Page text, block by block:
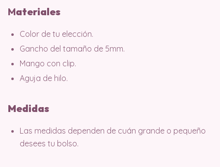
Materiales
Color de tu elección.
Gancho del tamaño de 5mm.
Mango con clip.
Aguja de hilo.
Medidas
Las medidas dependen de cuán grande o pequeño
desees tu bolso.